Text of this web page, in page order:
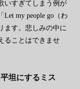
いすぎてしまう例が
my people go（わ
ます。悲しみの中に
ることはできませ
坦にするミス